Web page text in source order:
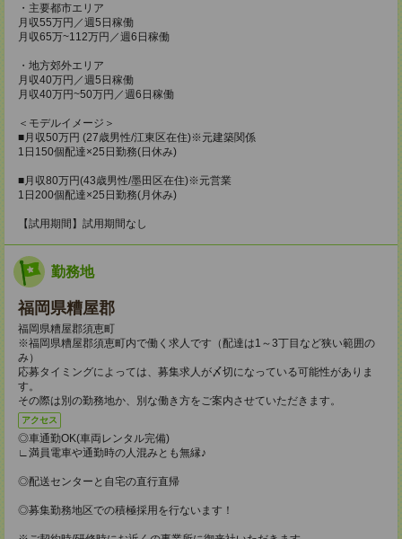
・主要都市エリア
月収55万円／週5日稼働
月収65万~112万円／週6日稼働
・地方郊外エリア
月収40万円／週5日稼働
月収40万円~50万円／週6日稼働
＜モデルイメージ＞
■月収50万円 (27歳男性/江東区在住)※元建築関係
1日150個配達×25日勤務(日休み)
■月収80万円(43歳男性/墨田区在住)※元営業
1日200個配達×25日勤務(月休み)
【試用期間】試用期間なし
勤務地
福岡県糟屋郡
福岡県糟屋郡須恵町
※福岡県糟屋郡須恵町内で働く求人です（配達は1～3丁目など狭い範囲の
み）
応募タイミングによっては、募集求人が〆切になっている可能性がありま
す。
その際は別の勤務地か、別な働き方をご案内させていただきます。
アクセス
◎車通勤OK(車両レンタル完備)
∟満員電車や通勤時の人混みとも無縁♪
◎配送センターと自宅の直行直帰
◎募集勤務地区での積極採用を行ないます！